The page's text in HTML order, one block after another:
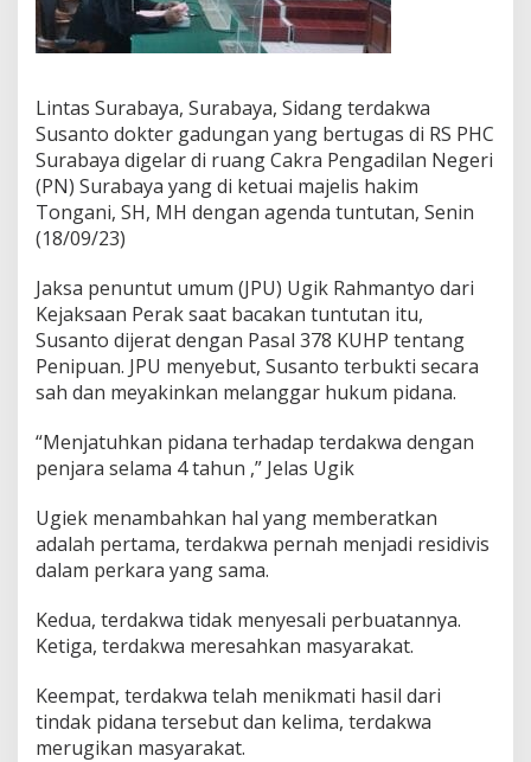
g
D
o
t
e
r
G
a
d
a
n
Lintas Surabaya, Surabaya, Sidang terdakwa
Susanto dokter gadungan yang bertugas di RS PHC
Surabaya digelar di ruang Cakra Pengadilan Negeri
(PN) Surabaya yang di ketuai majelis hakim
Tongani, SH, MH dengan agenda tuntutan, Senin
(18/09/23)
Jaksa penuntut umum (JPU) Ugik Rahmantyo dari
Kejaksaan Perak saat bacakan tuntutan itu,
Susanto dijerat dengan Pasal 378 KUHP tentang
Penipuan. JPU menyebut, Susanto terbukti secara
sah dan meyakinkan melanggar hukum pidana.
“Menjatuhkan pidana terhadap terdakwa dengan
penjara selama 4 tahun ,” Jelas Ugik
Ugiek menambahkan hal yang memberatkan
adalah pertama, terdakwa pernah menjadi residivis
dalam perkara yang sama.
Kedua, terdakwa tidak menyesali perbuatannya.
Ketiga, terdakwa meresahkan masyarakat.
Keempat, terdakwa telah menikmati hasil dari
tindak pidana tersebut dan kelima, terdakwa
merugikan masyarakat.